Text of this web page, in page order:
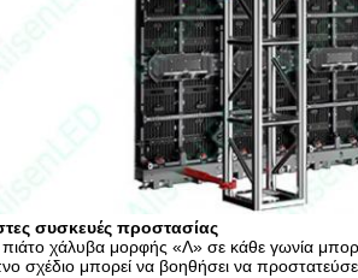
συσκευές προστασίας
χάλυβα μορφής «Λ» σε κάθε γωνία
σχέδιο μπορεί να βοηθήσει να